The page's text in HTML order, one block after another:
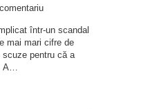
într-un scandal
mai mari cifre de
pentru că a
A…